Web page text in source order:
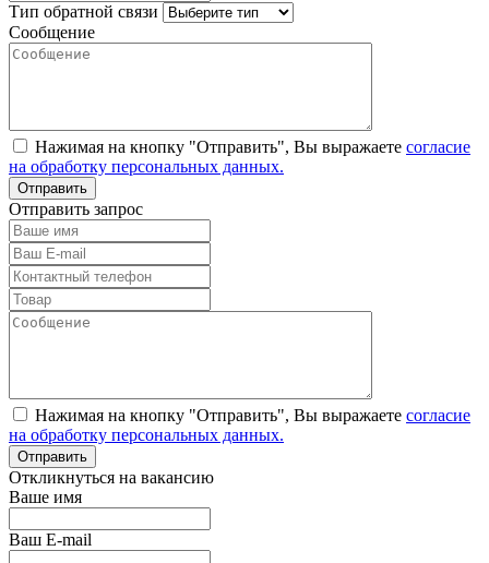
Тип обратной связи
Сообщение
Нажимая на кнопку "Отправить", Вы выражаете согласие
на обработку персональных данных.
Отправить запрос
Нажимая на кнопку "Отправить", Вы выражаете согласие
на обработку персональных данных.
Откликнуться на вакансию
Ваше имя
Ваш E-mail